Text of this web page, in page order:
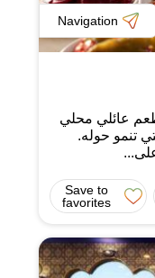
Navigation
عائلي محلي
تنمو حوله.
Save to
favorites